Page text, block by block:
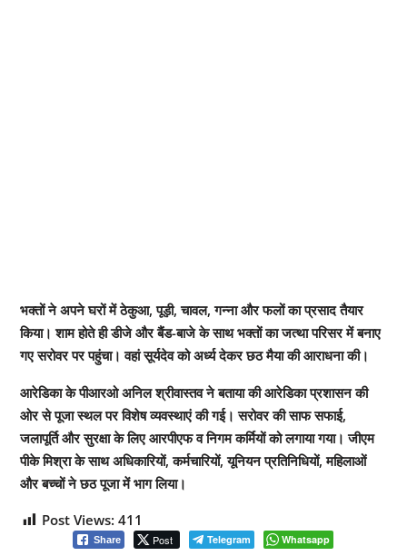
भक्तों ने अपने घरों में ठेकुआ, पूड़ी, चावल, गन्ना और फलों का प्रसाद तैयार
किया। शाम होते ही डीजे और बैंड-बाजे के साथ भक्तों का जत्था परिसर में बनाए
गए सरोवर पर पहुंचा। वहां सूर्यदेव को अर्ध्य देकर छठ मैया की आराधना की।
आरेडिका के पीआरओ अनिल श्रीवास्तव ने बताया की आरेडिका प्रशासन की
ओर से पूजा स्थल पर विशेष व्यवस्थाएं की गई। सरोवर की साफ सफाई,
जलापूर्ति और सुरक्षा के लिए आरपीएफ व निगम कर्मियों को लगाया गया। जीएम
पीके मिश्रा के साथ अधिकारियों, कर्मचारियों, यूनियन प्रतिनिधियों, महिलाओं
और बच्चों ने छठ पूजा में भाग लिया।
Post Views: 411
Share Post Telegram Whatsapp